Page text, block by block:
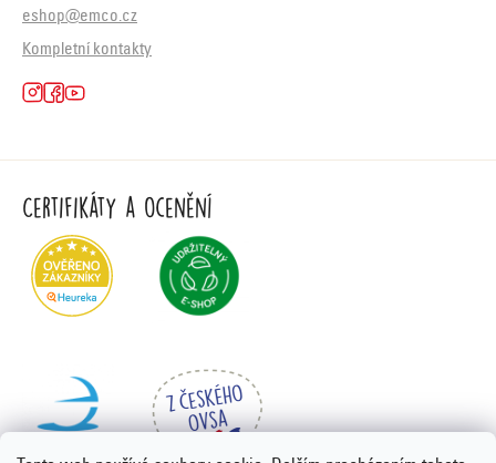
eshop@emco.cz
Kompletní kontakty
Certifikáty a ocenění